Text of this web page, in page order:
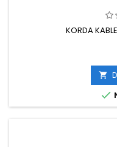
KORDA

